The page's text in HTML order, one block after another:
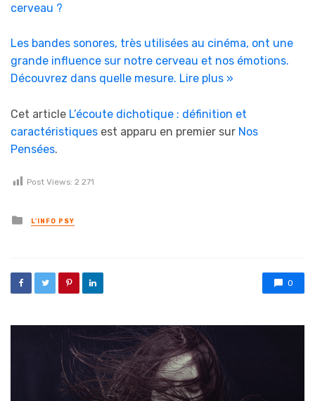
cerveau ?
Les bandes sonores, très utilisées au cinéma, ont une
grande influence sur notre cerveau et nos émotions.
Découvrez dans quelle mesure. Lire plus »
Cet article L’écoute dichotique : définition et
caractéristiques est apparu en premier sur Nos
Pensées.
Post Views: 2 271
Posted in
L'INFO PSY
0